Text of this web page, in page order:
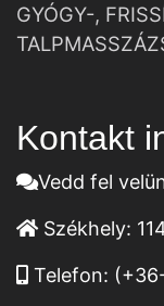
GYÓGY-,
Kontakt
Vedd fel
Székhely:
Telefon: